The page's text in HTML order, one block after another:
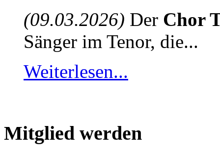
(09.03.2026) Der Chor
Sänger im Tenor, die...
Weiterlesen...
Mitglied werden